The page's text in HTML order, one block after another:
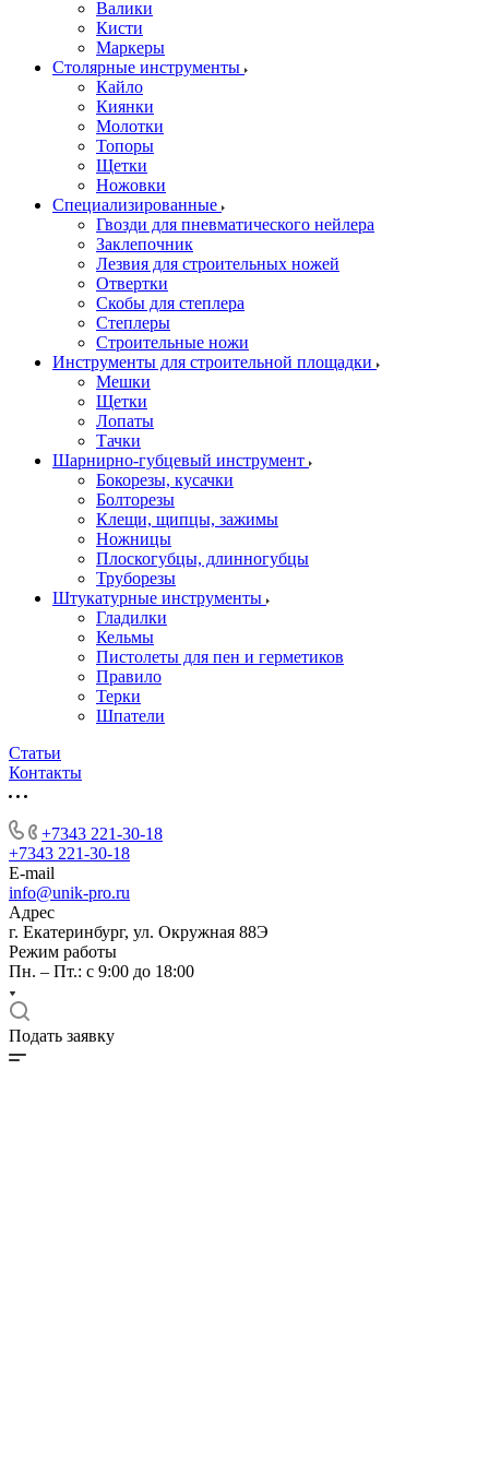
Валики
Кисти
Маркеры
Столярные инструменты
Кайло
Киянки
Молотки
Топоры
Щетки
Ножовки
Специализированные
Гвозди для пневматического нейлера
Заклепочник
Лезвия для строительных ножей
Отвертки
Скобы для степлера
Степлеры
Строительные ножи
Инструменты для строительной площадки
Мешки
Щетки
Лопаты
Тачки
Шарнирно-губцевый инструмент
Бокорезы, кусачки
Болторезы
Клещи, щипцы, зажимы
Ножницы
Плоскогубцы, длинногубцы
Труборезы
Штукатурные инструменты
Гладилки
Кельмы
Пистолеты для пен и герметиков
Правило
Терки
Шпатели
Статьи
Контакты
+7343 221-30-18
+7343 221-30-18
E-mail
info@unik-pro.ru
Адрес
г. Екатеринбург, ул. Окружная 88Э
Режим работы
Пн. – Пт.: с 9:00 до 18:00
Подать заявку